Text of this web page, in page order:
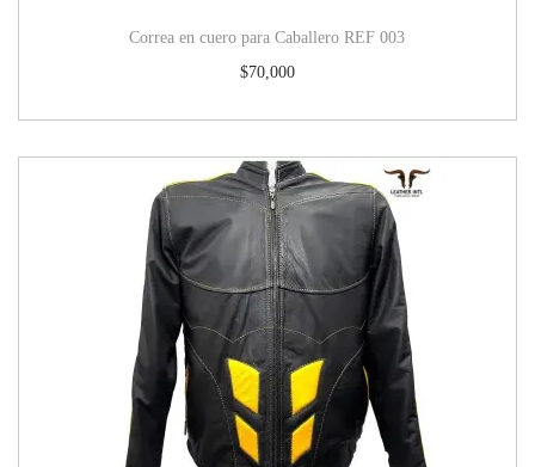
Correa en cuero para Caballero REF 003
$70,000